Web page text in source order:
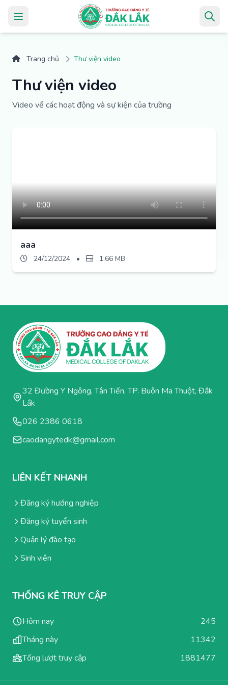
Trang chủ Thư viện video
Thư viện video
Video về các hoạt động và sự kiện của trường
aaa
24/12/2024 • 1.66 MB
32 Đường Y Ngông, Tân Tiến, TP. Buôn Ma Thuột, Đắk
Lắk
026 2386 0618
caodangytedk@gmail.com
LIÊN KẾT NHANH
Đăng ký hướng nghiệp
Đăng ký tuyển sinh
Quản lý đào tạo
Sinh viên
THỐNG KÊ TRUY CẬP
Hôm nay
245
Tháng này
11342
Tổng lượt truy cập
1881477